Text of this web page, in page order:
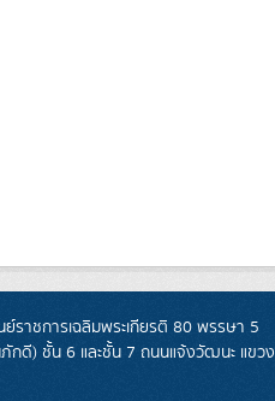
าชการเฉลิมพระเกียรติ 80 พรรษา 5
กดี) ชั้น 6 และชั้น 7 ถนนแจ้งวัฒนะ แขวง